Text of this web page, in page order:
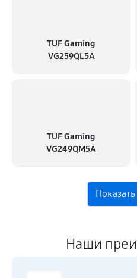
TUF Gaming
VG259QL5A
TUF Gaming
VG249QM5A
Наши